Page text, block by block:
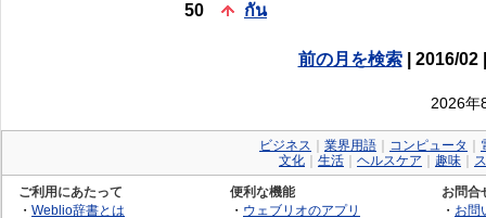
50
กัน
前の月を検索| 2016/02
2026年
ビジネス 業界用語 コンピュータ
文化
生活 ヘルスケア 趣味
ご利用にあたって
・ Weblio辞書とは
便利な機能
・ ウェブリオのアプリ
お問合
・ お問